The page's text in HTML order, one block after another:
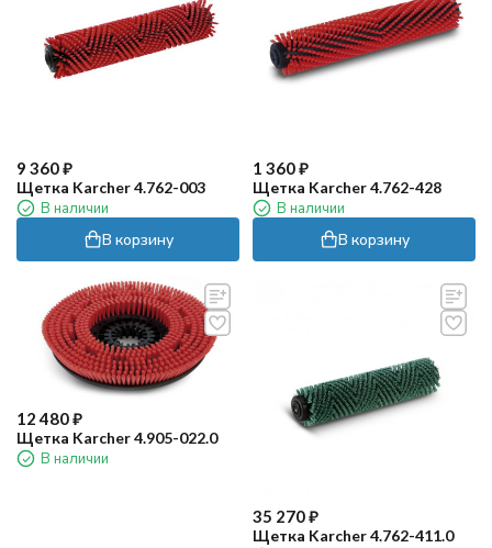
9 360₽
Щетка Karcher 4.762-003
В наличии
В корзину
1 360₽
Щетка Karcher 4.762-428
В наличии
В корзину
12 480₽
Щетка Karcher 4.905-022.0
В наличии
35 270₽
Щетка Karcher 4.762-411.0